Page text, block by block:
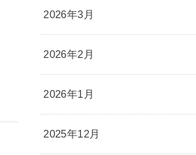
2026年3月
2026年2月
2026年1月
2025年12月